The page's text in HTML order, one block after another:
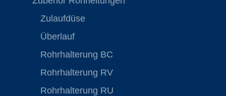
Zulaufdüse
Überlauf
Rohrhalterung BC
Rohrhalterung RV
Rohrhalterung RU